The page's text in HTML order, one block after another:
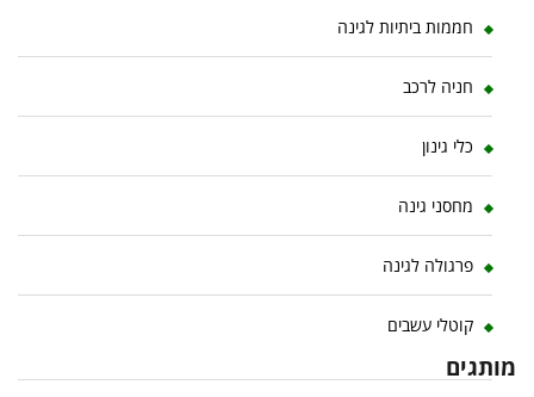
חממות ביתיות לגינה
חניה לרכב
כלי גינון
מחסני גינה
פרגולה לגינה
קוטלי עשבים
מותגים